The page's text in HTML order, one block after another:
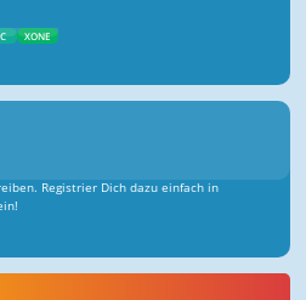
XONE
Registrier Dich dazu einfach in